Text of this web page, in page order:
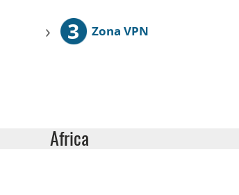
› 3 Zona VPN
Africa